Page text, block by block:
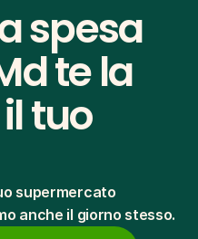
spesa
te la
tuo
supermercato
anche il giorno stesso.